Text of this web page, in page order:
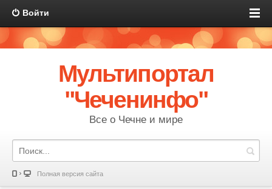
Войти
Мультипортал
"Чеченинфо"
Все о Чечне и мире
Полная версия сайта